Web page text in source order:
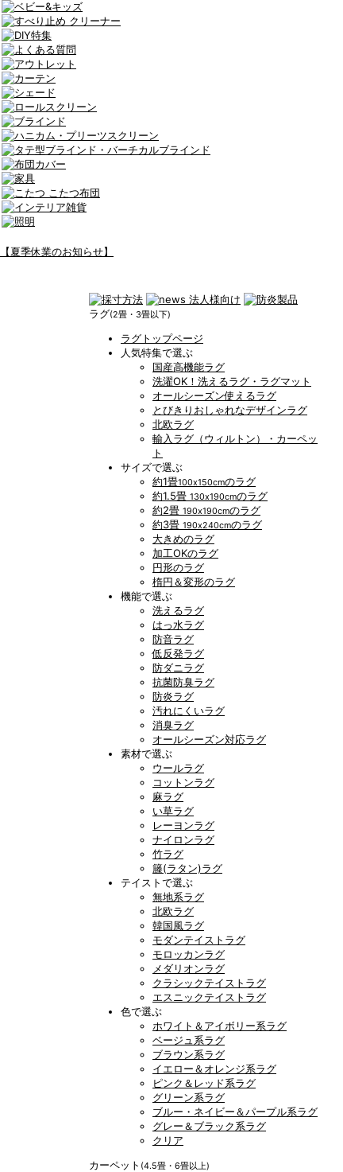
【夏季休業のお知らせ】
ラグ(2畳・3畳以下)
ラグトップページ
人気特集で選ぶ
国産高機能ラグ
洗濯OK！洗えるラグ・ラグマット
オールシーズン使えるラグ
とびきりおしゃれなデザインラグ
北欧ラグ
輸入ラグ（ウィルトン）・カーペッ
ト
サイズで選ぶ
約1畳100x150cmのラグ
約1.5畳 130x190cmのラグ
約2畳 190x190cmのラグ
約3畳 190x240cmのラグ
大きめのラグ
加工OKのラグ
円形のラグ
楕円＆変形のラグ
機能で選ぶ
洗えるラグ
はっ水ラグ
防音ラグ
低反発ラグ
防ダニラグ
抗菌防臭ラグ
防炎ラグ
汚れにくいラグ
消臭ラグ
オールシーズン対応ラグ
素材で選ぶ
ウールラグ
コットンラグ
麻ラグ
い草ラグ
レーヨンラグ
ナイロンラグ
竹ラグ
籐(ラタン)ラグ
テイストで選ぶ
無地系ラグ
北欧ラグ
韓国風ラグ
モダンテイストラグ
モロッカンラグ
メダリオンラグ
クラシックテイストラグ
エスニックテイストラグ
色で選ぶ
ホワイト＆アイボリー系ラグ
ベージュ系ラグ
ブラウン系ラグ
イエロー＆オレンジ系ラグ
ピンク＆レッド系ラグ
グリーン系ラグ
ブルー・ネイビー＆パープル系ラグ
グレー＆ブラック系ラグ
クリア
カーペット (4.5畳・6畳以上)